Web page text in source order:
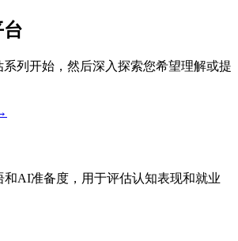
系列开始，然后深入探索您希望理解或提
和AI准备度，用于评估认知表现和就业